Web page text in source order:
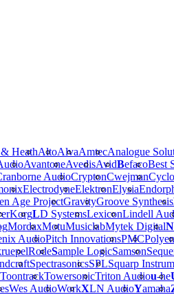
HeathAltoAlvaAmtecAnalogue
AvantoneAvedisAvidBefacoBest
AudioCryptonCwejman
ElectrodyneElektronElysia
Age ProjectGravityGroove Synthesis
KorgLD SystemsLexiconLindell
MordaxMotuMusiclabMytek DigitalN
AudioPitch InnovationsPMC
RodeSample LogicSamson
SpectrasonicsSPLSquarp
ToontrackTowersonicTriton Audiou-he
Wes AudioWorkXLN AudioYamaha